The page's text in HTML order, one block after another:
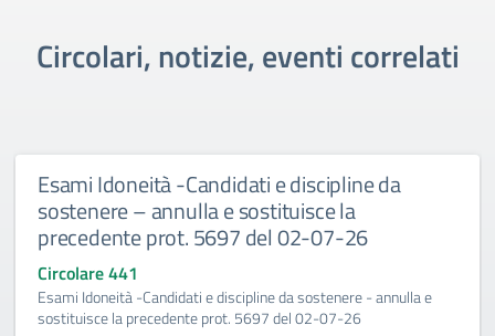
Circolari, notizie, eventi correlati
Esami Idoneità -Candidati e discipline da
sostenere – annulla e sostituisce la
precedente prot. 5697 del 02-07-26
Circolare 441
Esami Idoneità -Candidati e discipline da sostenere - annulla e
sostituisce la precedente prot. 5697 del 02-07-26